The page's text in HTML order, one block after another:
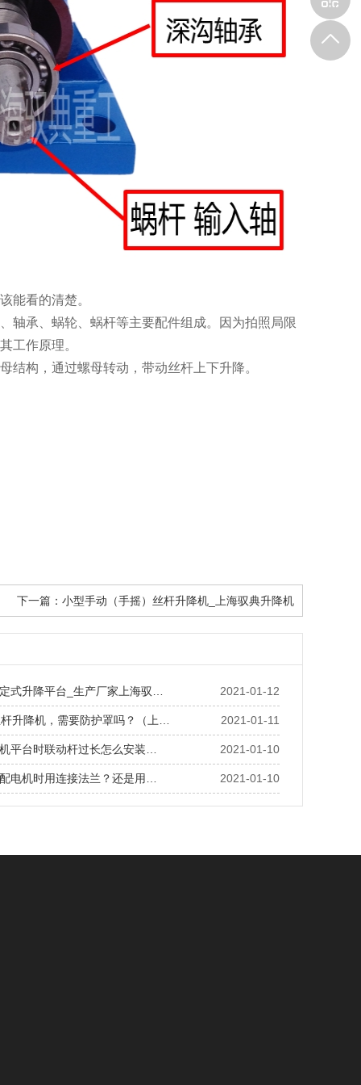
能看的清楚。
轴承、蜗轮、蜗杆等主要配件组成。因为拍照局限
工作原理。
结构，通过螺母转动，带动丝杆上下升降。
下一篇： 小型手动（手摇）丝杆升降机_上海驭典升降机
2021-01-12
式升降平台_生产厂家上海驭…
2021-01-11
升降机，需要防护罩吗？（上…
2021-01-10
平台时联动杆过长怎么安装…
2021-01-10
电机时用连接法兰？还是用…